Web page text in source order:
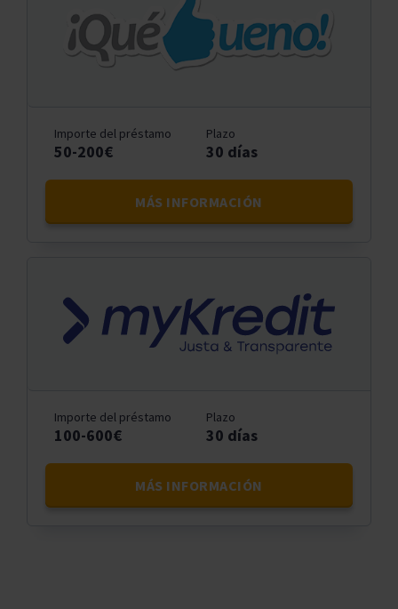
Importe del préstamo
50-200€
Plazo
30 días
MÁS INFORMACIÓN
Importe del préstamo
100-600€
Plazo
30 días
MÁS INFORMACIÓN